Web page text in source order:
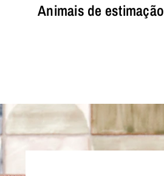
Animais de estimação